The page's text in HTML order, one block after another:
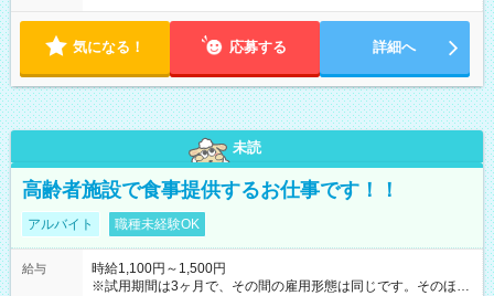
気になる！ 応募する 詳細へ
未読
高齢者施設で食事提供するお仕事です！！
アルバイト 職種未経験OK
給与
時給1,100円～1,500円
※試用期間は3ヶ月で、その間の雇用形態は同じです。そのほか